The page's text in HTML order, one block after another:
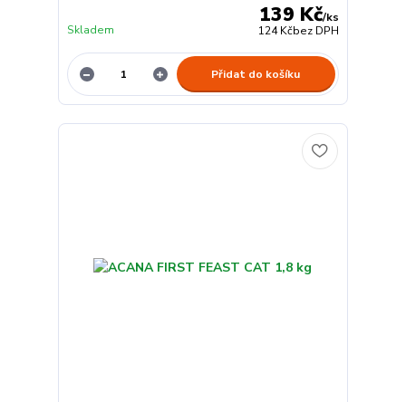
139 Kč/ks
124 Kčbez DPH
Skladem
Přidat do košíku